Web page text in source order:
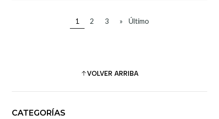
1 2 3 » Último
VOLVER ARRIBA
CATEGORÍAS